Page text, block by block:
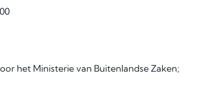
het Ministerie van Buitenlandse Zaken;